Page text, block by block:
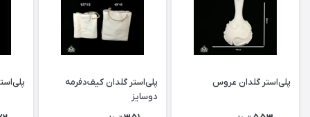
پلی‌استر گلدان عروس
پلی‌استر گلدان كيف‌دفرمه
دوسايز